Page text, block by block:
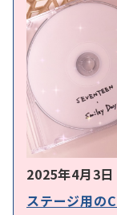
2025年4月3日
ステージ用の